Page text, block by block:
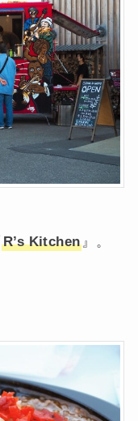
R’s Kitchen』。